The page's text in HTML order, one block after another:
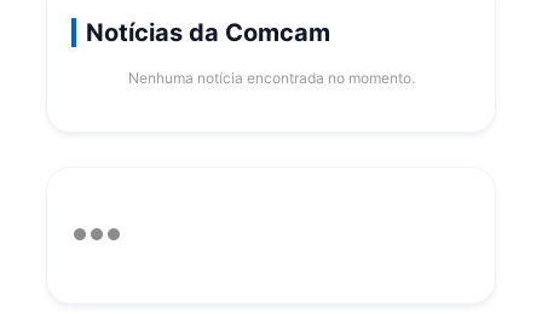
Notícias da Comcam
Nenhuma notícia encontrada no momento.